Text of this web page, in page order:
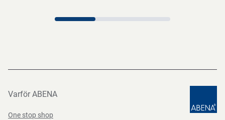
Varför ABENA
One stop shop